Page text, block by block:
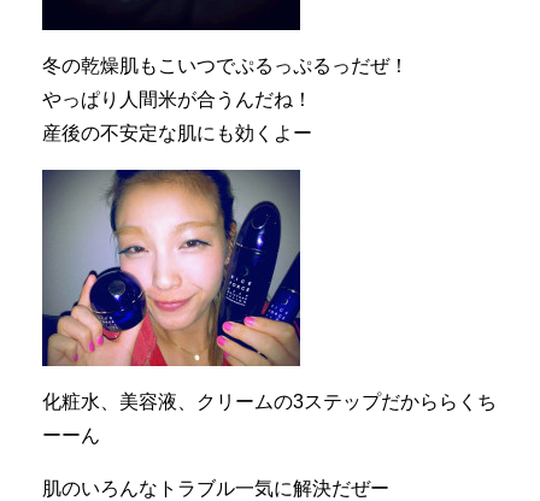
冬の乾燥肌もこいつでぷるっぷるっだぜ！
やっぱり人間米が合うんだね！
産後の不安定な肌にも効くよー
化粧水、美容液、クリームの3ステップだかららくち
ーーん
肌のいろんなトラブル一気に解決だぜー